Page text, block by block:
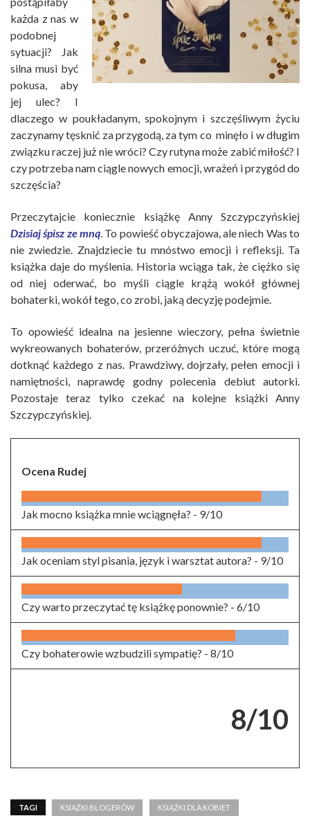
każda z nas w
podobnej
sytuacji? Jak
silna musi być
pokusa, aby
jej ulec? I
dlaczego w poukładanym, spokojnym i szczęśliwym życiu
zaczynamy tęsknić za przygodą, za tym co minęło i w długim
związku raczej już nie wróci? Czy rutyna może zabić miłość? I
czy potrzeba nam ciągle nowych emocji, wrażeń i przygód do
szczęścia?
Przeczytajcie koniecznie książkę Anny Szczypczyńskiej
Dzisiaj śpisz ze mną. To powieść obyczajowa, ale niech Was to
nie zwiedzie. Znajdziecie tu mnóstwo emocji i refleksji. Ta
książka daje do myślenia. Historia wciąga tak, że ciężko się
od niej oderwać, bo myśli ciągle krążą wokół głównej
bohaterki, wokół tego, co zrobi, jaką decyzję podejmie.
To opowieść idealna na jesienne wieczory, pełna świetnie
wykreowanych bohaterów, przeróżnych uczuć, które mogą
dotknąć każdego z nas. Prawdziwy, dojrzały, pełen emocji i
namiętności, naprawdę godny polecenia debiut autorki.
Pozostaje teraz tylko czekać na kolejne książki Anny
Szczypczyńskiej.
Ocena Rudej
Jak mocno książka mnie wciągnęła? - 9/10
Jak oceniam styl pisania, język i warsztat autora? - 9/10
Czy warto przeczytać tę książkę ponownie? - 6/10
Czy bohaterowie wzbudzili sympatię? - 8/10
8/10
TAGI KSIĄŻKI BLOGERÓW KSIĄŻKI DLA KOBIET